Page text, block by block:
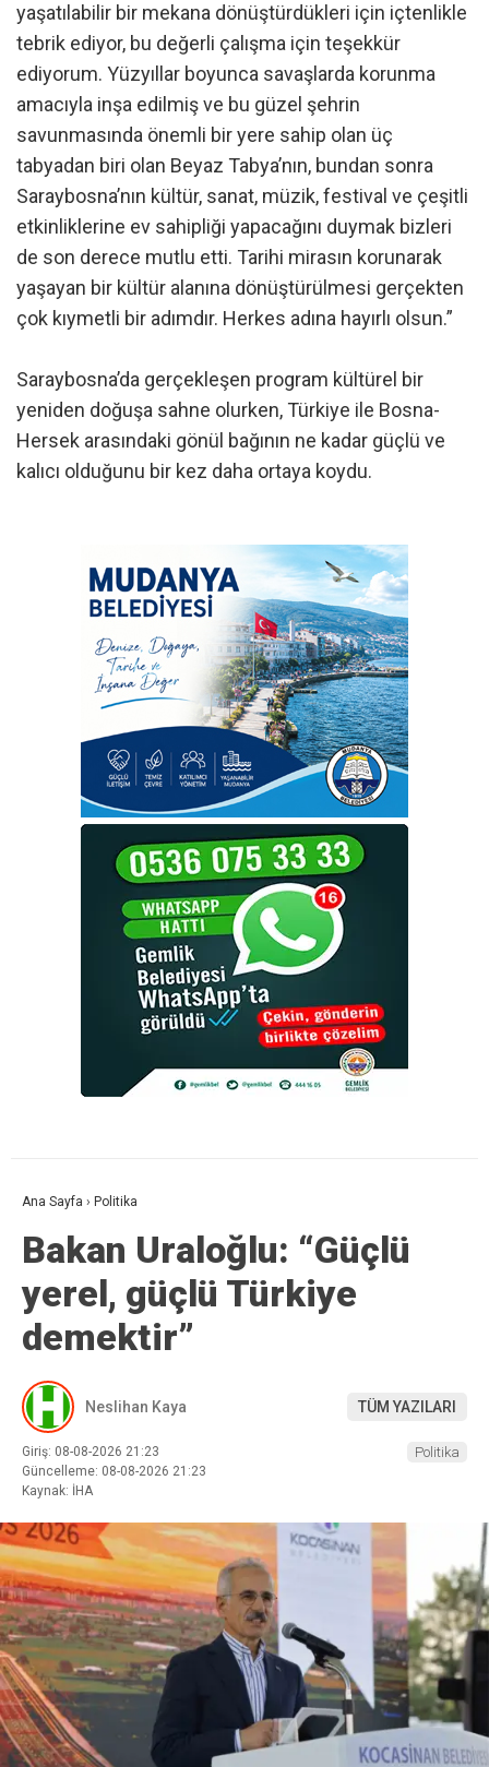
yaşatılabilir bir mekana dönüştürdükleri için içtenlikle
tebrik ediyor, bu değerli çalışma için teşekkür
ediyorum. Yüzyıllar boyunca savaşlarda korunma
amacıyla inşa edilmiş ve bu güzel şehrin
savunmasında önemli bir yere sahip olan üç
tabyadan biri olan Beyaz Tabya’nın, bundan sonra
Saraybosna’nın kültür, sanat, müzik, festival ve çeşitli
etkinliklerine ev sahipliği yapacağını duymak bizleri
de son derece mutlu etti. Tarihi mirasın korunarak
yaşayan bir kültür alanına dönüştürülmesi gerçekten
çok kıymetli bir adımdır. Herkes adına hayırlı olsun.”
Saraybosna’da gerçekleşen program kültürel bir
yeniden doğuşa sahne olurken, Türkiye ile Bosna-
Hersek arasındaki gönül bağının ne kadar güçlü ve
kalıcı olduğunu bir kez daha ortaya koydu.
Ana Sayfa › Politika
Bakan Uraloğlu: “Güçlü
yerel, güçlü Türkiye
demektir”
Neslihan Kaya TÜM YAZILARI
Giriş: 08-08-2026 21:23
Güncelleme: 08-08-2026 21:23
Kaynak: İHA
Politika